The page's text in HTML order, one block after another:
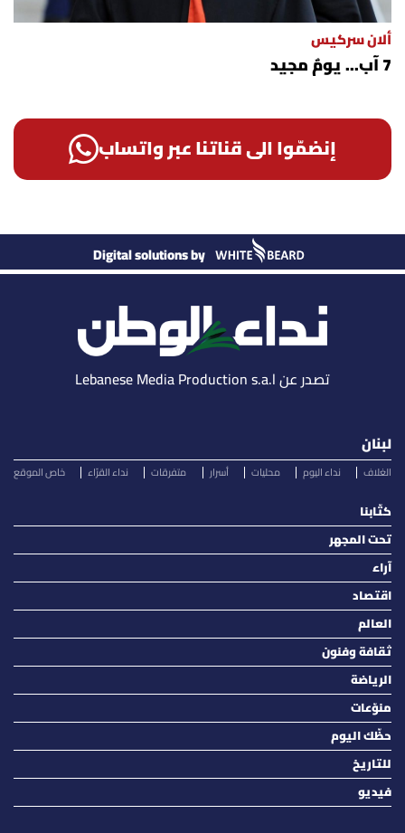
ألان سركيس
7 آب... يومٌ مجيد
إنضمّوا الى قناتنا عبر واتساب
Digital solutions by
تصدر عن Lebanese Media Production s.a.l
لبنان
الغلاف نداء اليوم محليات أسرار متفرقات نداء القرّاء خاص الموقع
كتّابنا
تحت المجهر
آراء
اقتصاد
العالم
ثقافة وفنون
الرياضة
منوّعات
حظّك اليوم
للتاريخ
فيديو